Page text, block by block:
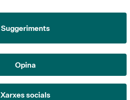
Suggeriments
Opina
Xarxes socials